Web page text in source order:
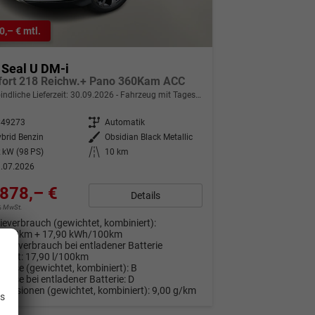
€ mtl.
Seal U DM-i
218 Reichw.+ Pano 360Kam ACC
Lieferzeit: 30.09.2026 Fahrzeug mit Tageszulassung
Getriebe Automatik
Benzin Außenfarbe Obsidian Black Metallic
kW (98 PS) Kilometerstand
10 km
€
MwSt.
Details
(gewichtet, kombiniert):
100km + 17,90 kWh/100km
bei entladener Batterie
17,90 l/100km
(gewichtet, kombiniert): B
bei entladener Batterie: D
(gewichtet, kombiniert):9,00 g/km